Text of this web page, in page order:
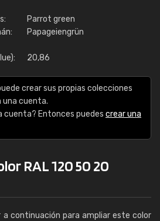
Parrot green
Papageiengrün
20,86
crear sus propias colecciones
una cuenta.
cuenta? Entonces puedes crear una
RAL 120 50 20
a continuación para ampliar este color